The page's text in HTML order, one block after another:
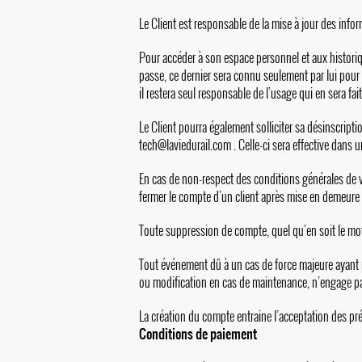
Le Client est responsable de la mise à jour des
Pour accéder à son espace personnel et aux
passe, ce dernier sera connu seulement par lui
il restera seul responsable de l’usage qui en sera
Le Client pourra également solliciter sa
tech@laviedurail.com. Celle-ci sera effective dans
En cas de non-respect des conditions générales
fermer le compte d’un client après mise en
Toute suppression de compte, quel qu’en soit le
Tout événement dû à un cas de force majeure
ou modification en cas de maintenance, n’engage
La création du compte entraine l’acceptation des
Conditions de paiement